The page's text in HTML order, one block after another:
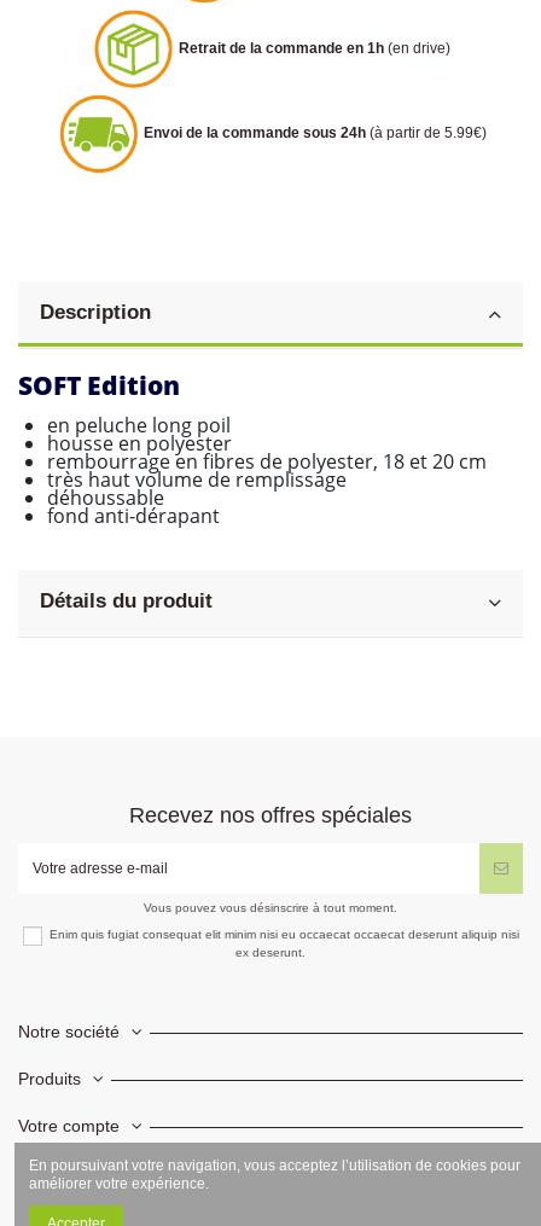
Retrait de la commande en 1h (en drive)
Envoi de la commande sous 24h (à partir de 5.99€)
Description
SOFT Edition
en peluche long poil
housse en polyester
rembourrage en fibres de polyester, 18 et 20 cm
très haut volume de remplissage
déhoussable
fond anti-dérapant
Détails du produit
Recevez nos offres spéciales
Vous pouvez vous désinscrire à tout moment.
Enim quis fugiat consequat elit minim nisi eu occaecat occaecat deserunt aliquip nisi
ex deserunt.
Notre société
Produits
Votre compte
Informations
En poursuivant votre navigation, vous acceptez l’utilisation de cookies pour
améliorer votre expérience.